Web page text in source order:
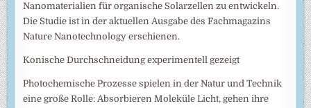
Nanomaterialien für organische Solarzellen zu entwickeln.
Die Studie ist in der aktuellen Ausgabe des Fachmagazins
Nature Nanotechnology erschienen.
Konische Durchschneidung experimentell gezeigt
Photochemische Prozesse spielen in der Natur und Technik
eine große Rolle: Absorbieren Moleküle Licht, gehen ihre